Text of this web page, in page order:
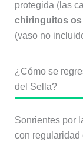
protegida (las
chiringuitos
(vaso no
¿Cómo se
del Sella?
Sonrientes por
con regularidad